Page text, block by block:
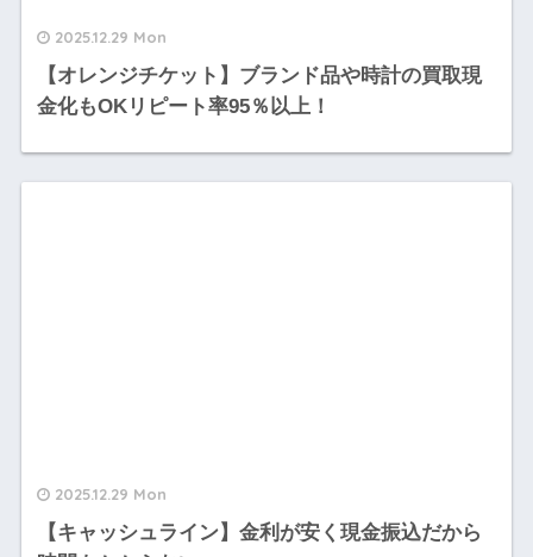
2025.12.29 Mon
【オレンジチケット】ブランド品や時計の買取現
金化もOKリピート率95％以上！
2025.12.29 Mon
【キャッシュライン】金利が安く現金振込だから